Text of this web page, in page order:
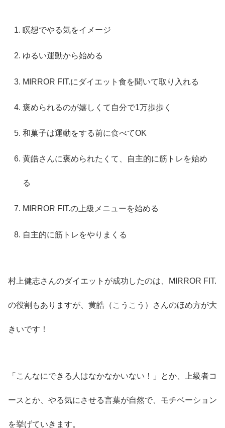
瞑想でやる気をイメージ
ゆるい運動から始める
MIRROR FIT.にダイエット食を聞いて取り入れる
褒められるのが嬉しくて自分で1万歩歩く
和菓子は運動をする前に食べてOK
黄皓さんに褒められたくて、自主的に筋トレを始め
る
MIRROR FIT.の上級メニューを始める
自主的に筋トレをやりまくる
村上健志さんのダイエットが成功したのは、MIRROR FIT.
の役割もありますが、黄皓（こうこう）さんのほめ方が大
きいです！
「こんなにできる人はなかなかいない！」とか、上級者コ
ースとか、やる気にさせる言葉が自然で、モチベーション
を挙げていきます。